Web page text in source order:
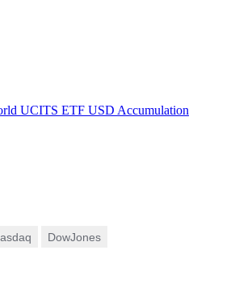
UCITS ETF USD Accumulation
DowJones